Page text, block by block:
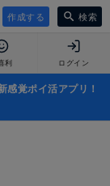
作成する 検索
利 ログイン
覚ポイ活アプリ！